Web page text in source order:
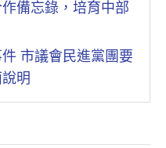
備忘錄，培育中部
市議會民進黨團要
明